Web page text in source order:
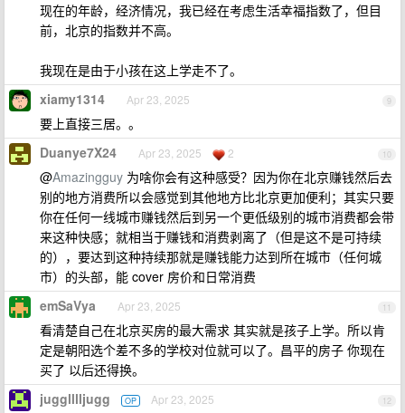
现在的年龄，经济情况，我已经在考虑生活幸福指数了，但目
前，北京的指数并不高。
我现在是由于小孩在这上学走不了。
9
xiamy1314 Apr 23, 2025
要上直接三居。。
10
Duanye7X24 Apr 23, 2025 2
@Amazingguy 为啥你会有这种感受？因为你在北京赚钱然后去
别的地方消费所以会感觉到其他地方比北京更加便利；其实只要
你在任何一线城市赚钱然后到另一个更低级别的城市消费都会带
来这种快感；就相当于赚钱和消费剥离了（但是这不是可持续
的），要达到这种持续那就是赚钱能力达到所在城市（任何城
市）的头部，能 cover 房价和日常消费
11
emSaVya Apr 23, 2025
看清楚自己在北京买房的最大需求 其实就是孩子上学。所以肯
定是朝阳选个差不多的学校对位就可以了。昌平的房子 你现在
买了 以后还得换。
12
jugglllljugg OP Apr 23, 2025